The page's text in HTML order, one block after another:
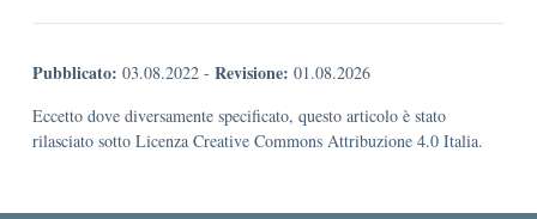
Pubblicato: 03.08.2022 - Revisione: 01.08.2026
Eccetto dove diversamente specificato, questo articolo è stato
rilasciato sotto Licenza Creative Commons Attribuzione 4.0 Italia.